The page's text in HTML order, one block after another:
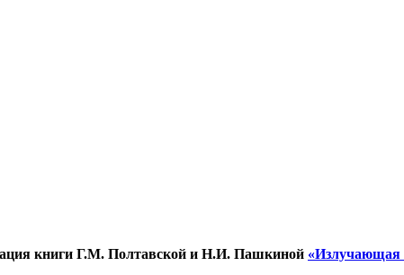
книги Г.М. Полтавской и Н.И. Пашкиной «Излучающая